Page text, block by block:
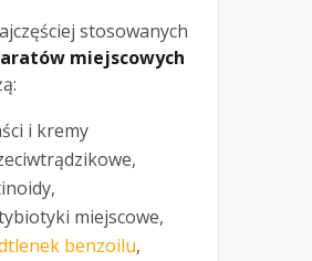
stosowanych
miejscowych
i kremy
miejscowe,
benzoilu,